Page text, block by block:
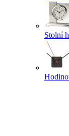
Stolní